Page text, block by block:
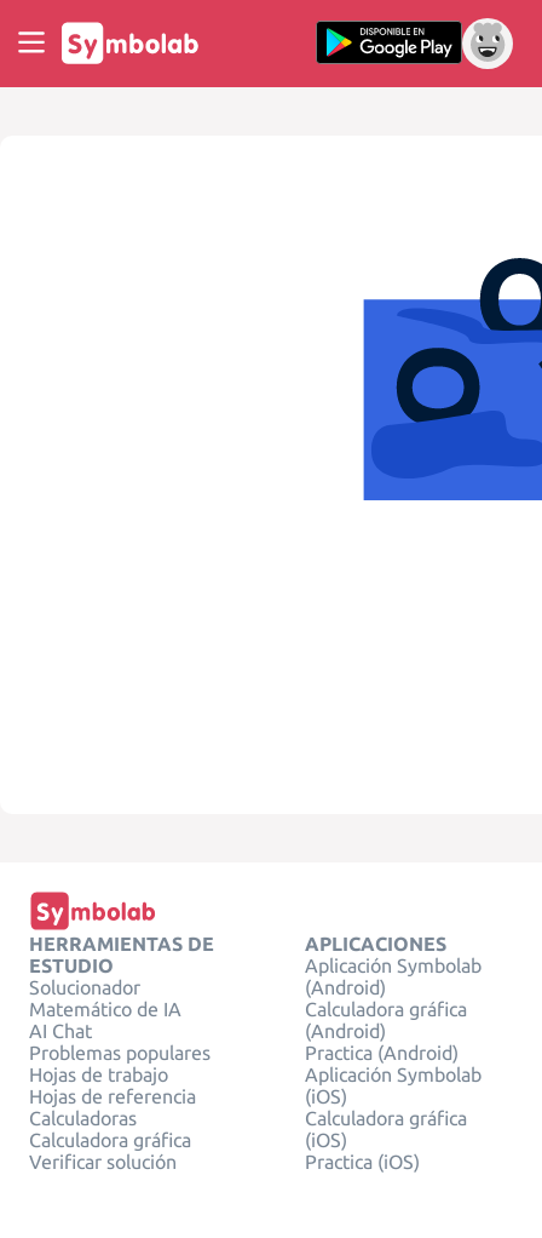
HERRAMIENTAS DE
ESTUDIO
Solucionador
Matemático de IA
AI Chat
Problemas populares
Hojas de trabajo
Hojas de referencia
Calculadoras
Calculadora gráfica
Verificar solución
APLICACIONES
Aplicación Symbolab
(Android)
Calculadora gráfica
(Android)
Practica (Android)
Aplicación Symbolab
(iOS)
Calculadora gráfica
(iOS)
Practica (iOS)